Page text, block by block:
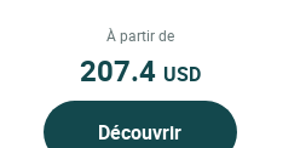
cadre enchanteur entre mer...
À partir de
207.4 USD
Découvrir